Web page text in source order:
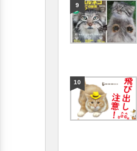
9
10